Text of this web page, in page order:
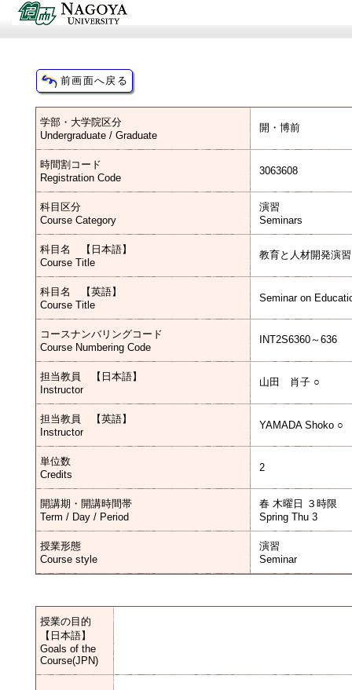
学部・大学院区分
Undergraduate / Graduate
開・博前
時間割コード
Registration Code
3063608
科目区分
Course Category
演習
Seminars
科目名 【日本語】
Course Title
教育と人材開発演
科目名 【英語】
Course Title
Seminar on
コースナンバリングコード
Course Numbering Code
INT2S6360～636
担当教員 【日本語】
Instructor
山田 肖子 ○
担当教員 【英語】
Instructor
YAMADA Shoko ○
単位数
Credits
2
開講期・開講時間帯
Term / Day / Period
春 木曜日 ３時限
Spring Thu 3
授業形態
Course style
演習
Seminar
授業の目的
【日本語】
Goals of the
Course(JPN)